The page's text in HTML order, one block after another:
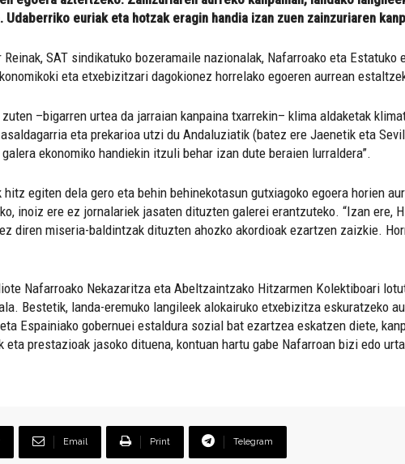
euriak eta hotzak eragin handia izan zuen zainzuriaren
SAT sindikatuko bozeramaile nazionalak, Nafarroako eta Estatuko
eta etxebizitzari dagokionez horrelako egoeren aurrean
–bigarren urtea da jarraian kanpaina txarrekin– klima aldaketak
eta prekarioa utzi du Andaluziatik (batez ere Jaenetik eta
ekonomiko handiekin itzuli behar izan dute beraien lurraldera”.
egiten dela gero eta behin behinekotasun gutxiagoko egoera horien
inoiz ere ez jornalariek jasaten dituzten galerei erantzuteko. “Izan ere,
diren miseria-baldintzak dituzten ahozko akordioak ezartzen zaizkie.
Nafarroako Nekazaritza eta Abeltzaintzako Hitzarmen Kolektiboari
Bestetik, landa-eremuko langileek alokairuko etxebizitza eskuratzeko
Espainiako gobernuei estaldura sozial bat ezartzea eskatzen diete,
prestazioak jasoko dituena, kontuan hartu gabe Nafarroan bizi edo
Email Print Telegram